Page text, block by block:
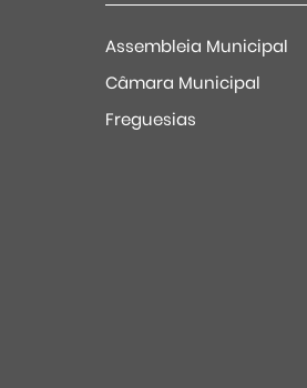
Assembleia Municipal
Câmara Municipal
Freguesias